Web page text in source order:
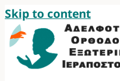
Skip to content